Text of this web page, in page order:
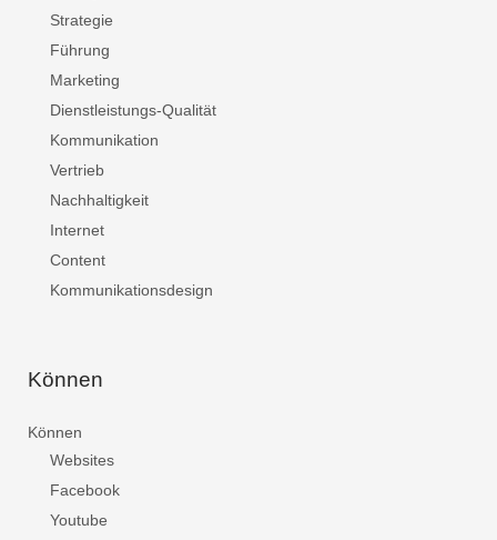
Strategie
Führung
Marketing
Dienstleistungs-Qualität
Kommunikation
Vertrieb
Nachhaltigkeit
Internet
Content
Kommunikationsdesign
Können
Können
Websites
Facebook
Youtube